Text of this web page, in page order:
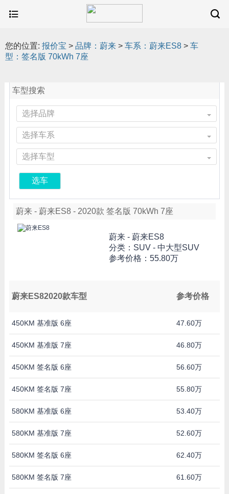
您的位置: 报价宝 > 品牌：蔚来 > 车系：蔚来ES8 > 车
型：签名版 70kWh 7座
车型搜索
选择品牌
选择车系
选择车型
选车
蔚来 - 蔚来ES8 - 2020款 签名版 70kWh 7座
蔚来 - 蔚来ES8
分类：SUV - 中大型SUV
参考价格： 55.80万
蔚来ES82020款车型 参考价格
450KM 基准版 6座 47.60万
450KM 基准版 7座 46.80万
450KM 签名版 6座 56.60万
450KM 签名版 7座 55.80万
580KM 基准版 6座 53.40万
580KM 基准版 7座 52.60万
580KM 签名版 6座 62.40万
580KM 签名版 7座 61.60万